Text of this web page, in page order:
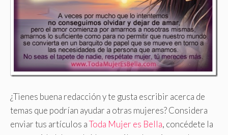
¿Tienes buena redacción y te gusta escribir acerca de
temas que podrían ayudar a otras mujeres? Considera
enviar tus artículos aToda Mujer es Bella, concédete la